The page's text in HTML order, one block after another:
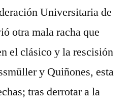
Universitaria de
otra mala racha que
el clásico y la rescisión
y Quiñones, esta
tras derrotar a la